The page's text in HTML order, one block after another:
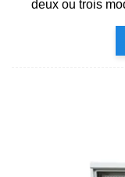
deux ou trois